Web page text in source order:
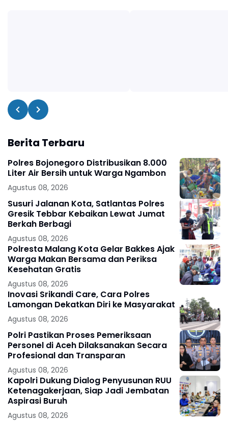
Berita Terbaru
Polres Bojonegoro Distribusikan 8.000
Liter Air Bersih untuk Warga Ngambon
Agustus 08, 2026
Susuri Jalanan Kota, Satlantas Polres
Gresik Tebbar Kebaikan Lewat Jumat
Berkah Berbagi
Agustus 08, 2026
Polresta Malang Kota Gelar Bakkes Ajak
Warga Makan Bersama dan Periksa
Kesehatan Gratis
Agustus 08, 2026
Inovasi Srikandi Care, Cara Polres
Lamongan Dekatkan Diri ke Masyarakat
Agustus 08, 2026
Polri Pastikan Proses Pemeriksaan
Personel di Aceh Dilaksanakan Secara
Profesional dan Transparan
Agustus 08, 2026
Kapolri Dukung Dialog Penyusunan RUU
Ketenagakerjaan, Siap Jadi Jembatan
Aspirasi Buruh
Agustus 08, 2026